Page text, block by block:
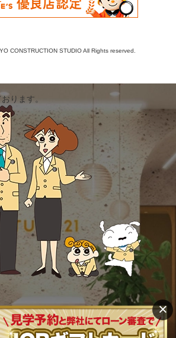
CONSTRUCTION STUDIO All Rights reserved.
ります。
×